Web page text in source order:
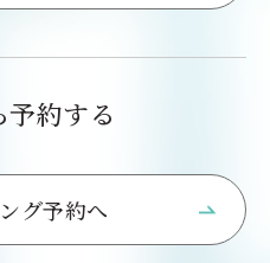
約する
グ予約へ